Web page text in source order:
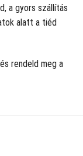
a gyors szállítás
alatt a tiéd
rendeld meg a